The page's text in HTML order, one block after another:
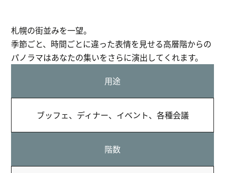
札幌の街並みを一望。
季節ごと、時間ごとに違った表情を見せる高層階からの
パノラマはあなたの集いをさらに演出してくれます。
用途
ブッフェ、ディナー、イベント、各種会議
階数